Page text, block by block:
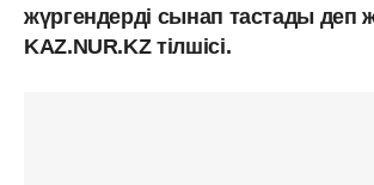
жүргендерді сынап тастады деп
KAZ.NUR.KZ тілшісі.